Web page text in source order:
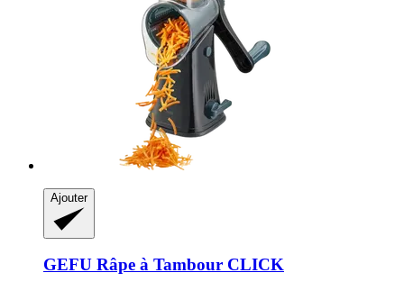
Ajouter
GEFU Râpe à Tambour CLICK